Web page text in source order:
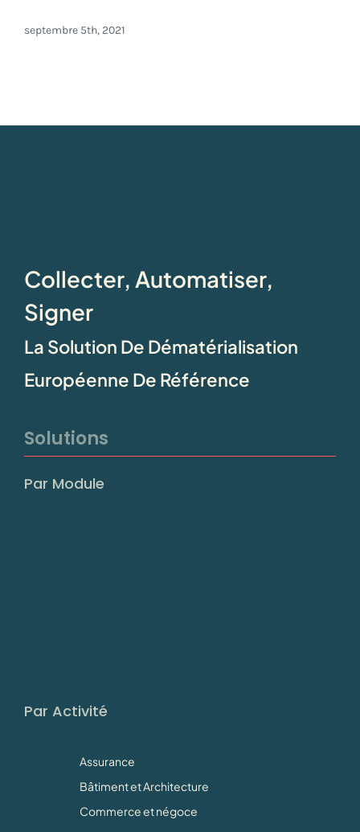
septembre 5th, 2021
Collecter, Automatiser,
Signer
La Solution De Dématérialisation
Européenne De Référence
Solutions
Par Module
Par Activité
Assurance
Bâtiment et Architecture
Commerce et négoce